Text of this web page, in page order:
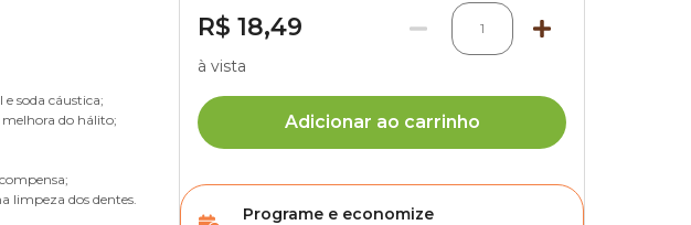
soda cáustica;
do hálito;
limpeza dos dentes.
R$ 18,49 1
à vista
Adicionar ao carrinho
Programe e economize